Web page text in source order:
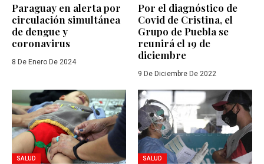
Paraguay en alerta por
circulación simultánea
de dengue y
coronavirus
8 De Enero De 2024
Por el diagnóstico de
Covid de Cristina, el
Grupo de Puebla se
reunirá el 19 de
diciembre
9 De Diciembre De 2022
SALUD SALUD